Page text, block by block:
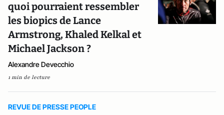
quoi pourraient ressembler
les biopics de Lance
Armstrong, Khaled Kelkal et
Michael Jackson ?
Alexandre Devecchio
1 min de lecture
REVUE DE PRESSE PEOPLE